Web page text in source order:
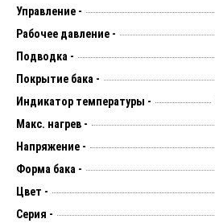
Управление -
Рабочее давление -
Подводка -
Покрытие бака -
Индикатор температуры -
Макс. нагрев -
Напряжение -
Форма бака -
Цвет -
Серия -